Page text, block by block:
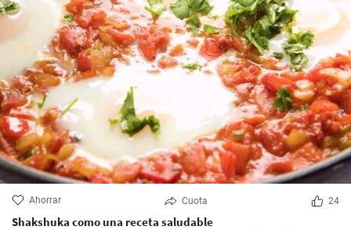
Ahorrar Cuota 24
Shakshuka como una receta saludable